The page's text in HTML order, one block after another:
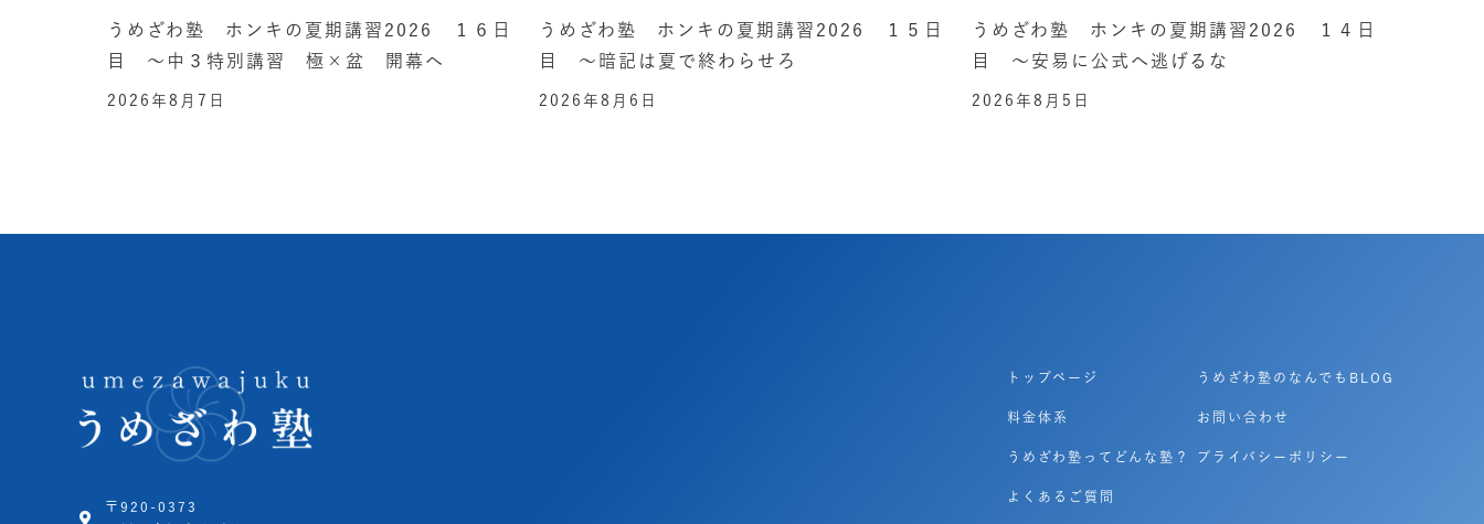
うめざわ塾 ホンキの夏期講習2026 １６日
目 ～中３特別講習 極×盆 開幕へ
2026年8月7日
うめざわ塾 ホンキの夏期講習2026 １５日
目 ～暗記は夏で終わらせろ
2026年8月6日
うめざわ塾 ホンキの夏期講習2026 １４日
目 ～安易に公式へ逃げるな
2026年8月5日
〒920-0373
トップページ
料金体系
うめざわ塾ってどんな塾？
よくあるご質問
うめざわ塾のなんでもBLOG
お問い合わせ
プライバシーポリシー